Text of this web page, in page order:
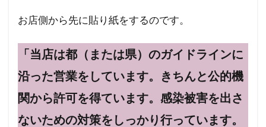
お店側から先に貼り紙をするのです。
「当店は都（または県）のガイドラインに
沿った営業をしています。きちんと公的機
関から許可を得ています。感染被害を出さ
ないための対策をしっかり行っています。